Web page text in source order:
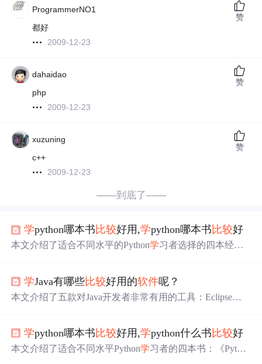
ProgrammerNO1
都好
2009-12-23
赞
dahaidao
php
2009-12-23
赞
xuzuning
c++
2009-12-23
赞
——到底了——
学python哪本书 比较好用,学python哪本书 比较好
本文介绍了适合不同水平的Python学习者选择的四本经典
一份包含学习路线、软件、视频和实战案例的全套Python
学习资源链接。
学Java有哪些比较好用的软件呢？
本文介绍了五款对Java开发者非常有用的工具：Eclipse，
适用于大型项目；FindBugs，用于静态代码分析，帮助找
出潜在问题；Jcreator，轻量级且用户友好的Java IDE，适
学python哪本书 比较好用,学python什么书 比较好
本文介绍了适合不同水平Python学习者的四本书：《Pytho